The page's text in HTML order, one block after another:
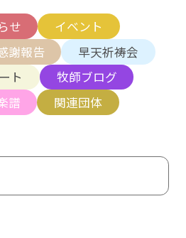
せ
イベント
謝報告
早天祈祷会
ト
牧師ブログ
譜
関連団体